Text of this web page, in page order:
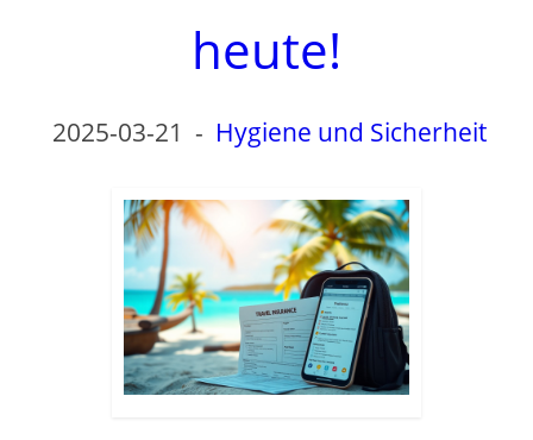
heute!
2025-03-21 - Hygiene und Sicherheit